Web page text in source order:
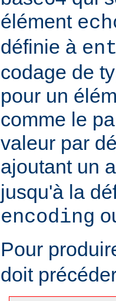
élément
définie à
codage de
pour un
comme le
valeur par
ajoutant un
jusqu'à la
encoding
Pour
doit